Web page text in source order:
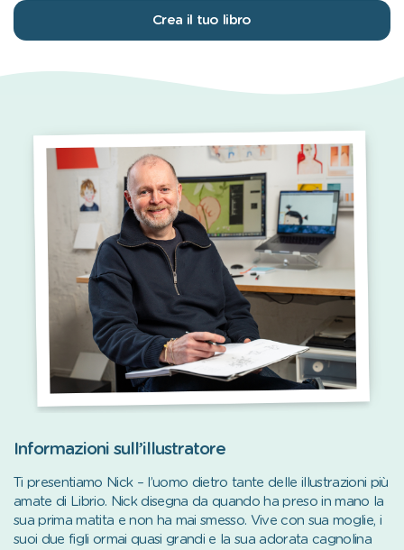
Crea il tuo libro
Informazioni sull’illustratore
Ti presentiamo Nick – l’uomo dietro tante delle illustrazioni più
amate di Librio. Nick disegna da quando ha preso in mano la
sua prima matita e non ha mai smesso. Vive con sua moglie, i
suoi due figli ormai quasi grandi e la sua adorata cagnolina